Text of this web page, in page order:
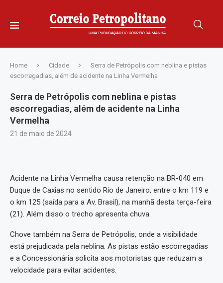
Home Cidade
Serra de Petrópolis com neblina e pistas
escorregadias, além de acidente na Linha Vermelha
Serra de Petrópolis com neblina e pistas
escorregadias, além de acidente na Linha
Vermelha
21 de maio de 2024
Acidente na Linha Vermelha causa retenção na BR-040 em
Duque de Caxias no sentido Rio de Janeiro, entre o km 119 e
o km 125 (saída para a Av. Brasil), na manhã desta terça-feira
(21). Além disso o trecho apresenta chuva.
Chove também na Serra de Petrópolis, onde a visibilidade
está prejudicada pela neblina. As pistas estão escorregadias
e a Concessionária solicita aos motoristas que reduzam a
velocidade para evitar acidentes.